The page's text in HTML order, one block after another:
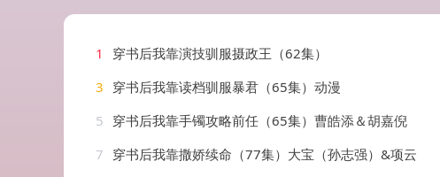
1 穿书后我靠演技驯服摄政王（62集）
3 穿书后我靠读档驯服暴君（65集）动漫
5 穿书后我靠手镯攻略前任（65集）曹皓添＆胡嘉倪
7 穿书后我靠撒娇续命（77集）大宝（孙志强）&项云